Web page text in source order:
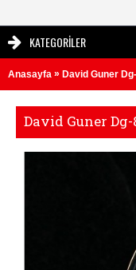
KATEGORILER
Anasayfa » David Guner
David Guner Dg-